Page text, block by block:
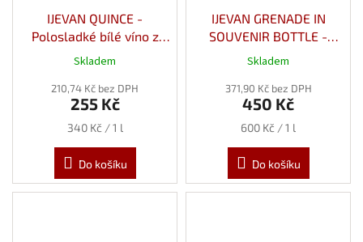
IJEVAN QUINCE -
Polosladké bílé víno z
Kdoule 12% 0,75l
Skladem
210,74 Kč bez DPH
255 Kč
Měrná
340 Kč / 1 l
Do košíku
IJEVAN GRENADE IN
SOUVENIR BOTTLE -
Polosladké červené víno z
0,75l
Skladem
371,90 Kč bez DPH
450 Kč
Měrná
600 Kč / 1 l
Do košíku